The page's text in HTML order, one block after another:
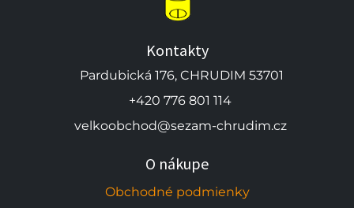
Kontakty
Pardubická 176, CHRUDIM 53701
+420 776 801 114
velkoobchod@sezam-chrudim.cz
O nákupe
Obchodné podmienky